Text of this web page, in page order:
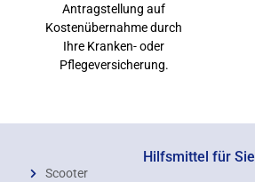
Antragstellung auf
Kostenübernahme durch
Ihre Kranken- oder
Pflegeversicherung.
Hilfsmittel für Sie
Scooter